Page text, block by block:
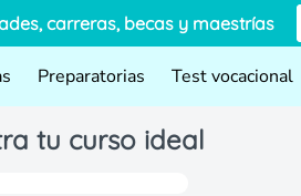
carreras, becas y maestrías
Preparatorias Test vocacional
tu curso ideal